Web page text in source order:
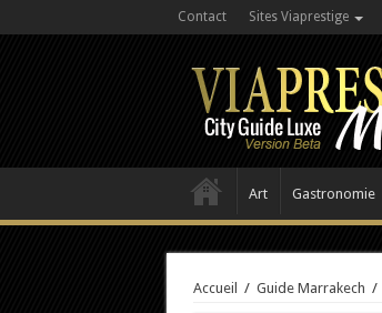
Contact Sites Viaprestige
Art Gastronomie
Accueil / Guide Marrakech /